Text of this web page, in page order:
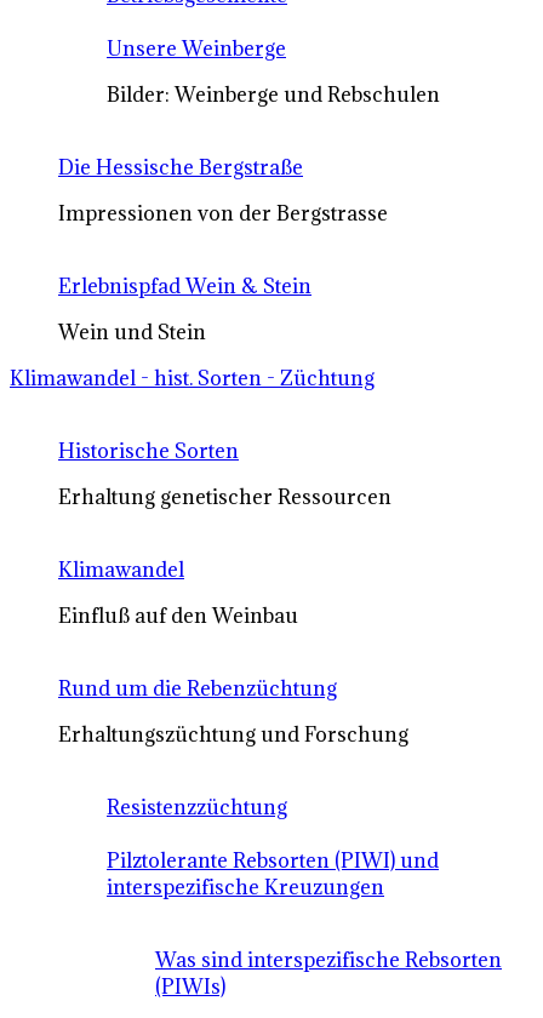
Unsere Weinberge
Bilder: Weinberge und Rebschulen
Die Hessische Bergstraße
Impressionen von der Bergstrasse
Erlebnispfad Wein & Stein
Wein und Stein
Klimawandel - hist. Sorten - Züchtung
Historische Sorten
Erhaltung genetischer Ressourcen
Klimawandel
Einfluß auf den Weinbau
Rund um die Rebenzüchtung
Erhaltungszüchtung und Forschung
Resistenzzüchtung
Pilztolerante Rebsorten (PIWI) und
interspezifische Kreuzungen
Was sind interspezifische Rebsorten
(PIWIs)